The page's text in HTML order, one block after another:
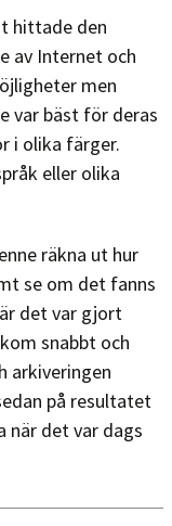
hittade den
av Internet och
men
var bäst för deras
i olika färger.
eller olika
räkna ut hur
se om det fanns
det var gjort
snabbt och
arkiveringen
på resultatet
när det var dags